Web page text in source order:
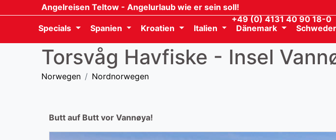
Angelreisen Teltow - Angelurlaub wie er sein soll!
+49 (0) 4131 40 90 18-0
Specials
Spanien Kroatien Italien Dänemark
Torsvåg Havfiske - Insel
Norwegen Nordnorwegen
Butt auf Butt vor Vannøya!